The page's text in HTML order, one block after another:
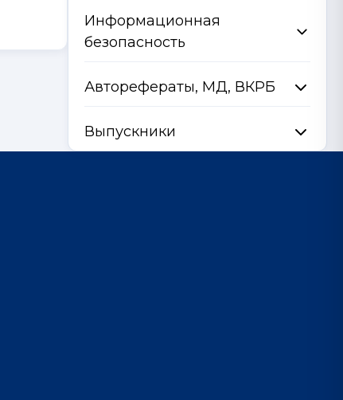
Информационная
безопасность
Авторефераты, МД, ВКРБ
Выпускники